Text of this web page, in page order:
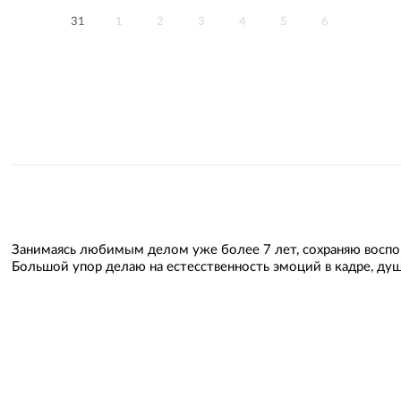
31 1 2 3 4 5 6
Занимаясь любимым делом уже более 7 лет, сохраняю
Большой упор делаю на естесственность эмоций в кадре,